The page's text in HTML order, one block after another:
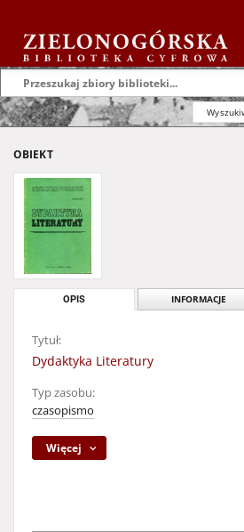
OBIEKT
OPIS INFORMACJE
Tytuł:
Dydaktyka Literatury
Typ zasobu:
czasopismo
Więcej